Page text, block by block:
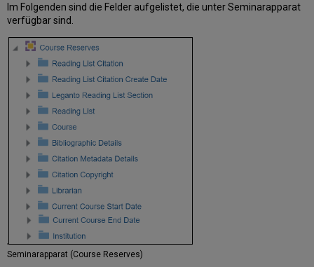
Aktuelles
Seminar
-
Enddatum
(Current
Course
End
Date)
Institution
Gemeinsame
Dimensionen
mit
anderen
Themenbereichen
(Shared
Dimensions
with
Other
Subject
Im Folgenden sind die Felder aufgelistet, die unter Seminarapparat
verfügbar sind.
Seminarapparat (Course Reserves)